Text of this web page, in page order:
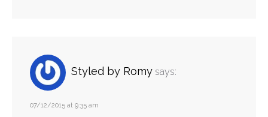
Styled by Romy says:
07/12/2015 at 9:35 am